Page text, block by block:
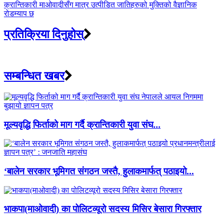
क्रान्तिकारी माओवादीसँग मात्र उत्पीडित जातिहरुको मुक्तिको वैज्ञानिक
रोडम्याप छ
प्रतिक्रिया दिनुहोस्
सम्बन्धित खबर
मूल्यवृद्धि फिर्ताको माग गर्दै क्रान्तिकारी युवा संघ...
‘बालेन सरकार भूमिगत संगठन जस्तै, हुलाकमार्फत् पठाइयो...
भाकपा(माओवादी) का पोलिटव्यूरो सदस्य मिसिर बेसारा गिरफ्तार